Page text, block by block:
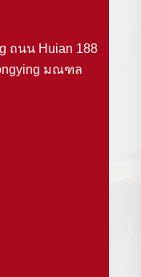
ถนน Huian 188
มณฑล